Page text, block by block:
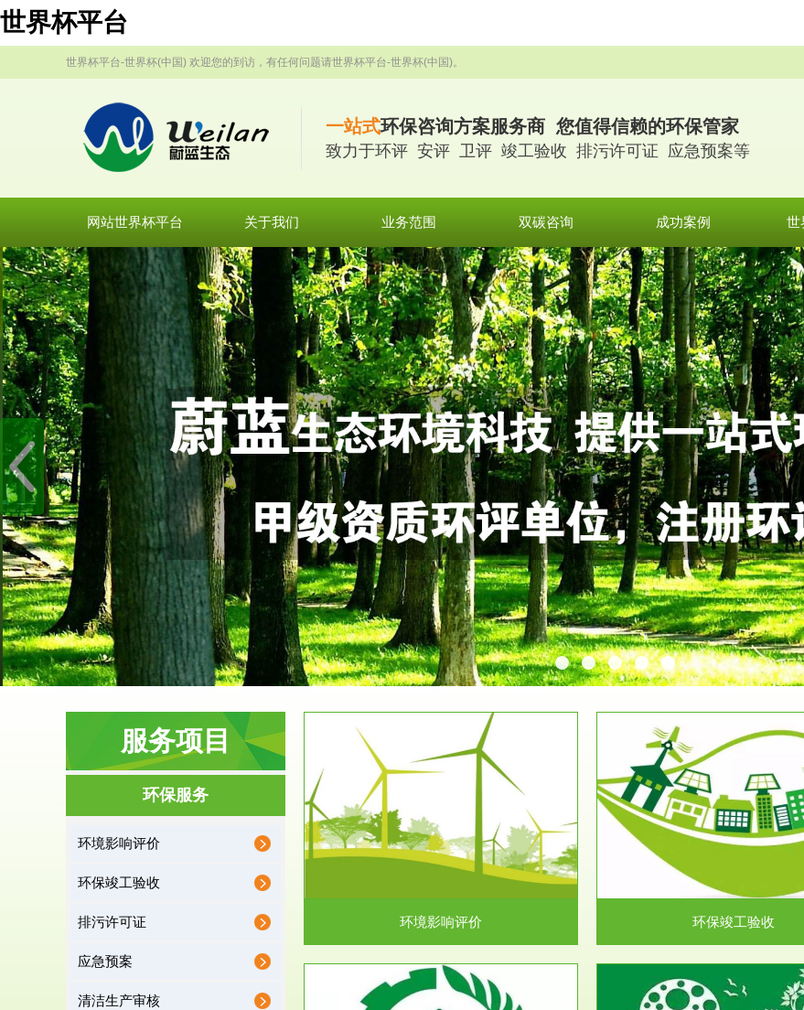
世界杯平台
世界杯平台-世界杯(中国) 欢迎您的到访，有任何问题请世界杯平台-世界杯(中国)。
一站式环保咨询方案服务商 您值得信赖的环保管家
致力于环评 安评 卫评 竣工验收 排污许可证 应急预案等
网站世界杯平台 关于我们 业务范围 双碳咨询 成功案例 世
服务项目
环保服务
环境影响评价
环保竣工验收
排污许可证
应急预案
清洁生产审核
服务范围
环境影响评价
据《中华人民共和国环境保护法》第十九条 编制
有关开发利用规划，建...
环境影响评价
服务范围
环保竣工验收
根据《建设项目环境保护管理条例》第十七条 编
制环境影响报告书、...
环保竣工验收
服务范围
排污许可证
排污许可申报咨询：（排污许可
人民共和国环境保护法